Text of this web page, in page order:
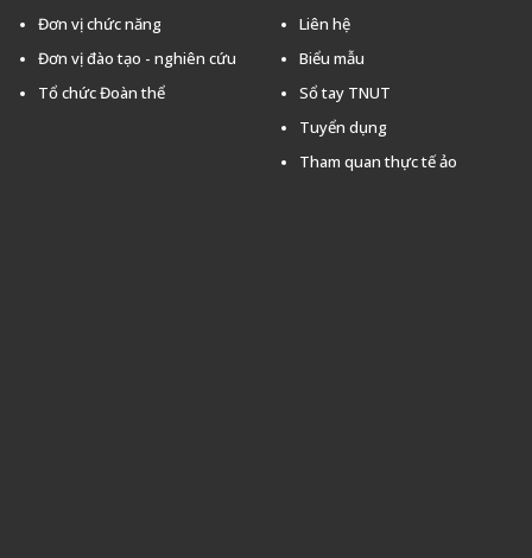
Đơn vị chức năng
Đơn vị đào tạo - nghiên cứu
Tổ chức Đoàn thể
Liên hệ
Biểu mẫu
Sổ tay TNUT
Tuyển dụng
Tham quan thực tế ảo